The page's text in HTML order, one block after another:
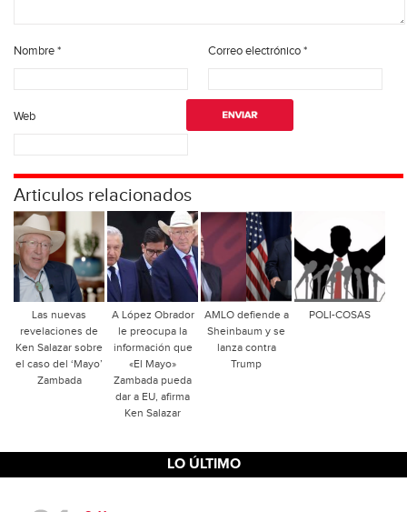
Nombre* Correo electrónico*
Web
Articulos relacionados
Las nuevas
revelaciones de
Ken Salazar sobre
el caso del ‘Mayo’
Zambada
A López Obrador
le preocupa la
información que
«El Mayo»
Zambada pueda
dar a EU, afirma
Ken Salazar
AMLO defiende a
Sheinbaum y se
lanza contra
Trump
POLI-COSAS
LO ÚLTIMO